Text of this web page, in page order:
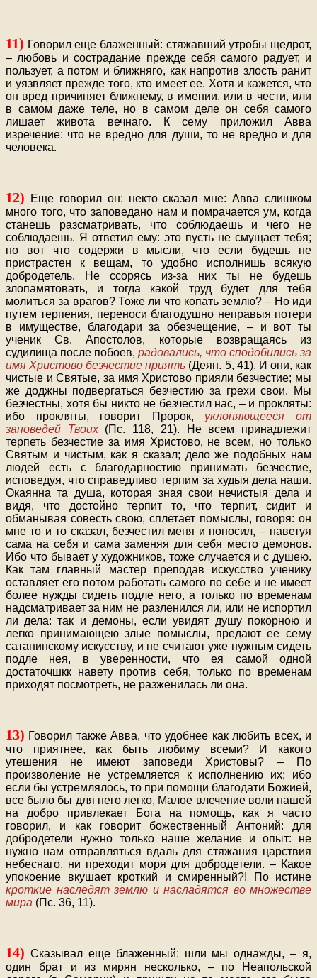
11) Говорил еще блаженный: стяжавший утробы щедрот,
– любовь и сострадание прежде себя самого радует, и
пользует, а потом и ближняго, как напротив злость ранит
и уязвляет прежде того, кто имеет ее. Хотя и кажется, что
он вред причиняет ближнему, в имении, или в чести, или
в самом даже теле, но в самом деле он себя самого
лишает живота вечнаго. К сему приложил Авва
изречение: что не вредно для души, то не вредно и для
человека.
12) Еще говорил он: некто сказал мне: Авва слишком
много того, что заповедано нам и помрачается ум, когда
станешь разсматривать, что соблюдаешь и чего не
соблюдаешь. Я ответил ему: это пусть не смущает тебя;
но вот что содержи в мысли, что если будешь не
пристрастен к вещам, то удобно исполнишь всякую
добродетель. Не ссорясь из-за них ты не будешь
злопамятовать, и тогда какой труд будет для тебя
молиться за врагов? Тоже ли что копать землю? – Но иди
путем терпения, переноси благодушно неправыя потери
в имуществе, благодари за обезчещение, – и вот ты
ученик Св. Апостолов, которые возвращаясь из
судилища после побоев, радовались, что сподобились за
имя Христово безчестие приять (Деян. 5, 41). И они, как
чистые и Святые, за имя Христово прияли безчестие; мы
же доджны подвергаться безчестию за грехи свои. Мы
безчестны, хотя бы никто не безчестил нас, – и прокляты:
ибо прокляты, говорит Пророк, уклоняющееся от
заповедей Твоих(Пс. 118, 21). Не всем принадлежит
терпеть безчестие за имя Христово, не всем, но только
Святым и чистым, как я сказал; дело же подобных нам
людей есть с благодарностию принимать безчестие,
исповедуя, что справедливо терпим за худыя дела наши.
Окаянна та душа, которая зная свои нечистыя дела и
видя, что достойно терпит то, что терпит, сидит и
обманывая совесть свою, сплетает помыслы, говоря: он
мне то и то сказал, безчестил меня и поносил, – наветуя
сама на себя и сама заменяя для себя место демонов.
Ибо что бывает у художников, тоже случается и с душею.
Как там главный мастер преподав искусство ученику
оставляет его потом работать самого по себе и не имеет
более нужды сидеть подле него, а только по временам
надсматривает за ним не разленился ли, или не испортил
ли дела: так и демоны, если увидят душу покорною и
легко принимающею злые помыслы, предают ее сему
сатанинскому искусству, и не считают уже нужным сидеть
подле нея, в уверенности, что ея самой одной
достаточшкк навету против себя, только по временам
приходят посмотреть, не разженилась ли она.
13) Говорил также Авва, что удобнее как любить всех, и
что приятнее, как быть любиму всеми? И какого
утешения не имеют заповеди Христовы? – По
произволение не устремляется к исполнению их; ибо
если бы устремлялось, то при помощи благодати Божией,
все было бы для него легко, Малое влечение воли нашей
на добро привлекает Бога на помощь, как я часто
говорил, и как говорит божественный Антоний: для
добродетели нужно только наше желание и опыт: не
нужно нам отправляться вдаль для стяжания царствия
небеснаго, ни преходит моря для добродетели. – Какое
упокоение вкушает кроткий и смиренный?! По истине
кроткие наследят землю и насладятся во множестве
мира (Пс. 36, 11).
14) Сказывал еще блаженный: шли мы однажды, – я,
один брат и из мирян несколько, – по Неапольской